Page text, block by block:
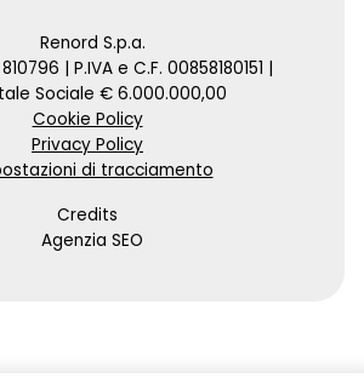
Renord S.p.a.
| P.IVA e C.F. 00858180151 |
Sociale € 6.000.000,00
Cookie Policy
Privacy Policy
di tracciamento
Credits
Agenzia SEO